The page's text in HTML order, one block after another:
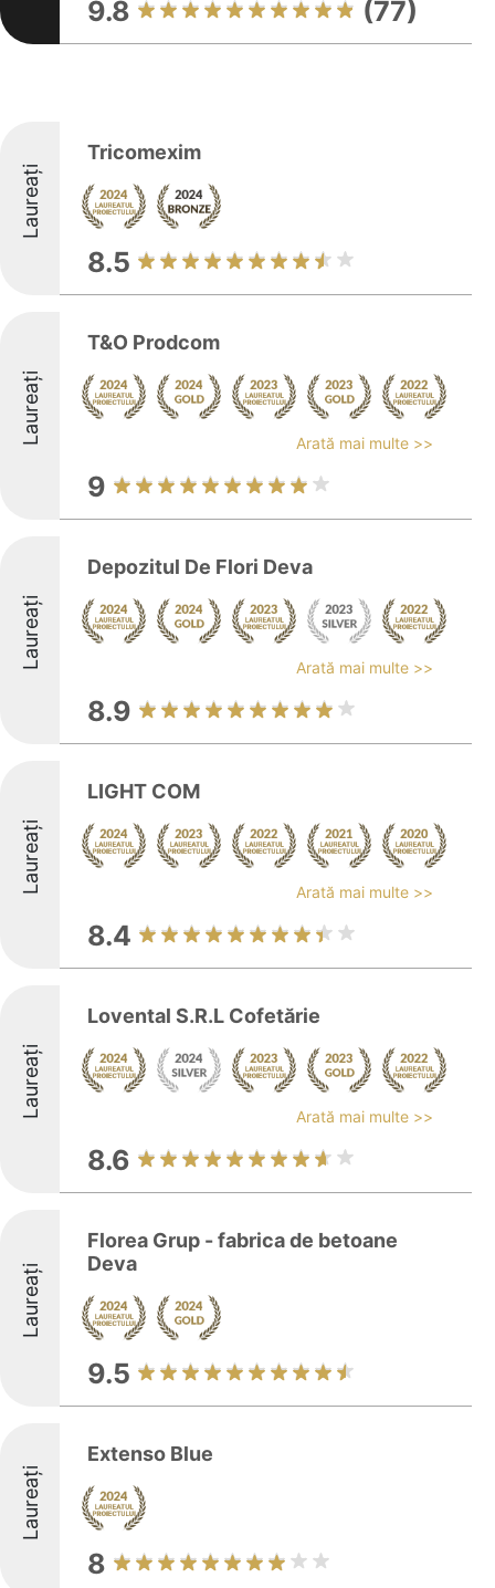
9.8 (77)
Laureați
Tricomexim
8.5
Laureați
T&O Prodcom
Arată mai multe >>
9
Laureați
Depozitul De Flori Deva
Arată mai multe >>
8.9
Laureați
LIGHT COM
Arată mai multe >>
8.4
Laureați
Lovental S.R.L Cofetărie
Arată mai multe >>
8.6
Laureați
Florea Grup - fabrica de betoane
Deva
9.5
Laureați
Extenso Blue
8